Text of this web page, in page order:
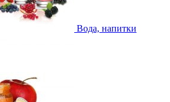
Вода, напитки